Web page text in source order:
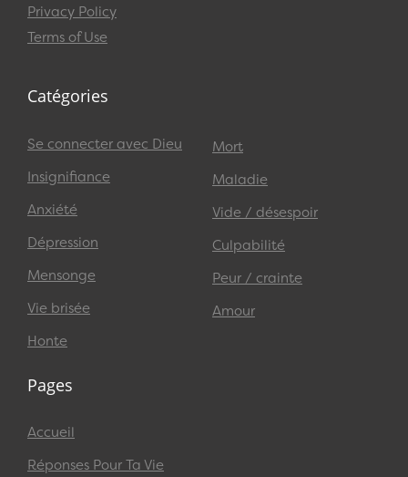
Privacy Policy
Terms of Use
Catégories
Se connecter avec Dieu
Insignifiance
Anxiété
Dépression
Mensonge
Vie brisée
Honte
Mort
Maladie
Vide / désespoir
Culpabilité
Peur / crainte
Amour
Pages
Accueil
Réponses Pour Ta Vie